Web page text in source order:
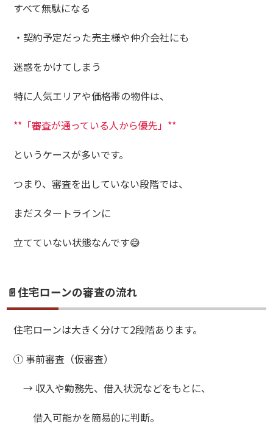
すべて無駄になる
・契約予定だった売主様や仲介会社にも
迷惑をかけてしまう
特に人気エリアや価格帯の物件は、
**「審査が通っている人から優先」**
というケースが多いです。
つまり、審査を出していない段階では、
まだスタートラインに
立てていない状態なんです😅
📄住宅ローンの審査の流れ
住宅ローンは大きく分けて2段階あります。
① 事前審査（仮審査）
→ 収入や勤務先、借入状況などをもとに、
借入可能かを簡易的に判断。